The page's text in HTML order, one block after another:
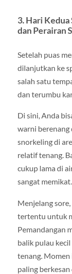
3. Hari
dan Perairan
Setelah puas
dilanjutkan ke
salah satu
dan terumbu
Di sini, Anda
warni berenang
snorkeling di
relatif tenang.
cukup lama di
sangat memikat.
Menjelang
tertentu untuk
Pemandangan
balik pulau
tenang. Momen
paling